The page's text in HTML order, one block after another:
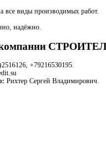
все виды производимых работ.
надёжно.
компании
+79216530195.
Рихтер Сергей Владимирович.